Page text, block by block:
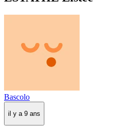
Bascolo
il y a 9 ans